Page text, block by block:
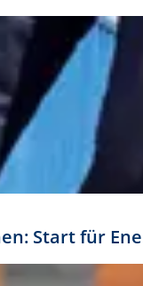
Start für